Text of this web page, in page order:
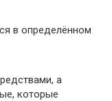
в определённом
а
которые